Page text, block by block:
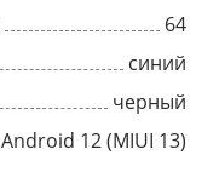
64
синий
черный
Android 12 (MIUI 13)